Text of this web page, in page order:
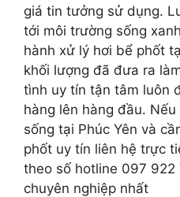
giá tin tưởng sử dụng.
tới môi trường sống
hành xử lý hơi bể phốt
khối lượng đã đưa ra
tình uy tín tận tâm luôn
hàng lên hàng đầu.
sống tại Phúc Yên và
phốt uy tín liên hệ trực
theo số hotline 097
chuyên nghiệp nhất